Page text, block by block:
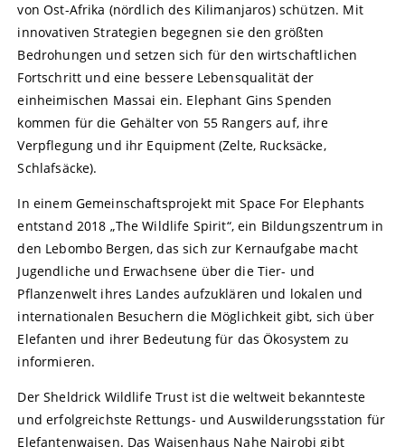
von Ost-Afrika (nördlich des Kilimanjaros) schützen. Mit
innovativen Strategien begegnen sie den größten
Bedrohungen und setzen sich für den wirtschaftlichen
Fortschritt und eine bessere Lebensqualität der
einheimischen Massai ein. Elephant Gins Spenden
kommen für die Gehälter von 55 Rangers auf, ihre
Verpflegung und ihr Equipment (Zelte, Rucksäcke,
Schlafsäcke).
In einem Gemeinschaftsprojekt mit Space For Elephants
entstand 2018 „The Wildlife Spirit“, ein Bildungszentrum in
den Lebombo Bergen, das sich zur Kernaufgabe macht
Jugendliche und Erwachsene über die Tier- und
Pflanzenwelt ihres Landes aufzuklären und lokalen und
internationalen Besuchern die Möglichkeit gibt, sich über
Elefanten und ihrer Bedeutung für das Ökosystem zu
informieren.
Der Sheldrick Wildlife Trust ist die weltweit bekannteste
und erfolgreichste Rettungs- und Auswilderungsstation für
Elefantenwaisen. Das Waisenhaus Nahe Nairobi gibt